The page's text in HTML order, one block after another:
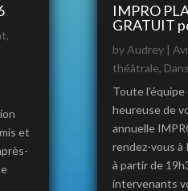
,
et
IMPRO
GRATUIT
byAudrey|
théâtrale,
Toute l'équipe
heureuse de
annuelle
rendez-vous à
à partir de
intervenants